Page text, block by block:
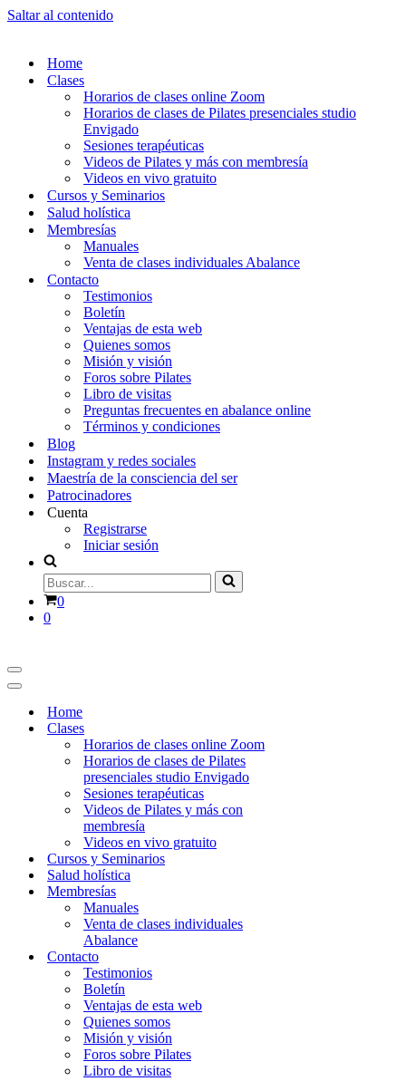
Saltar al contenido
Home
Clases
Horarios de clases online Zoom
Horarios de clases de Pilates presenciales studio
Envigado
Sesiones terapéuticas
Videos de Pilates y más con membresía
Videos en vivo gratuito
Cursos y Seminarios
Salud holística
Membresías
Manuales
Venta de clases individuales Abalance
Contacto
Testimonios
Boletín
Ventajas de esta web
Quienes somos
Misión y visión
Foros sobre Pilates
Libro de visitas
Preguntas frecuentes en abalance online
Términos y condiciones
Blog
Instagram y redes sociales
Maestría de la consciencia del ser
Patrocinadores
Cuenta
Registrarse
Iniciar sesión
Buscar...
Carrito
0
0
Menú
de
Menú
navegación
Home
Clases
Horarios de clases online Zoom
Horarios de clases de Pilates
presenciales studio Envigado
Sesiones terapéuticas
Videos de Pilates y más con
membresía
Videos en vivo gratuito
Cursos y Seminarios
Salud holística
Membresías
Manuales
Venta de clases individuales
Abalance
Contacto
Testimonios
Boletín
Ventajas de esta web
Quienes somos
Misión y visión
Foros sobre Pilates
Libro de visitas